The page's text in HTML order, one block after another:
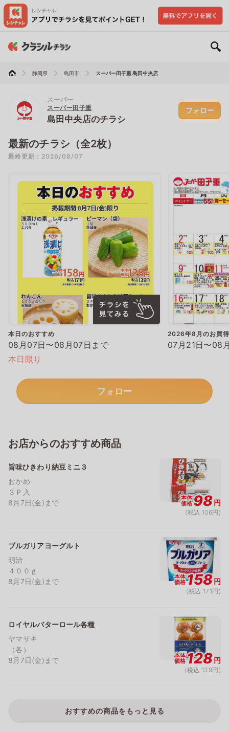
静岡県 島田市 スーパー田子重 島田中央店
スーパー
スーパー田子重
島田中央店のチラシ
フォロー
最新のチラシ（全2枚）
最終更新：2026/08/07
本日のおすすめ
08月07日〜08月07日まで
本日限り
2026年8月のお買
07月21日〜08
フォロー
お店からのおすすめ商品
旨味ひきわり納豆ミニ３
おかめ
３Ｐ入
8月7日(金)まで
本体
価格98円
(税込 106円)
ブルガリアヨーグルト
明治
４００ｇ
8月7日(金)まで
本体
価格158円
(税込 171円)
ロイヤルバターロール各種
ヤマザキ
（各）
8月7日(金)まで
本体
価格128円
(税込 139円)
おすすめの商品をもっと見る